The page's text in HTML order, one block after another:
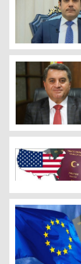
Serokê
Ebdûlkerim
Amerika vîze